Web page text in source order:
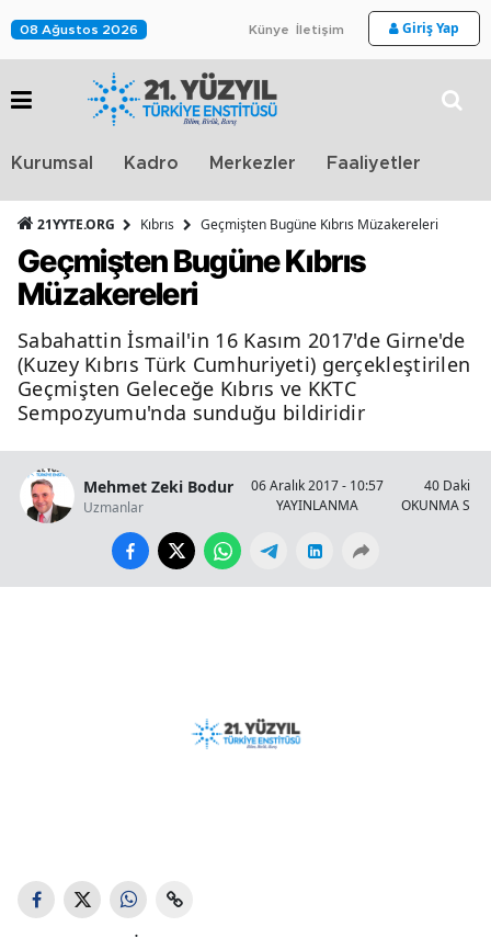
08 Ağustos 2026 Künye İletişim Giriş Yap
Kurumsal Kadro Merkezler Faaliyetler
21YYTE.ORG Kıbrıs Geçmişten Bugüne Kıbrıs Müzakereleri
Geçmişten Bugüne Kıbrıs
Müzakereleri
Sabahattin İsmail'in 16 Kasım 2017'de Girne'de
(Kuzey Kıbrıs Türk Cumhuriyeti) gerçekleştirilen
Geçmişten Geleceğe Kıbrıs ve KKTC
Sempozyumu'nda sunduğu bildiridir
Mehmet Zeki Bodur
Uzmanlar
06 Aralık 2017 - 10:57
YAYINLANMA
40 Dakika
OKUNMA